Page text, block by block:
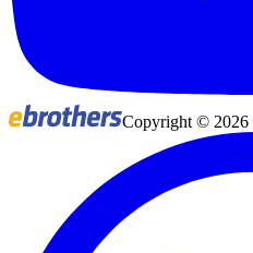
Copyright © 2026